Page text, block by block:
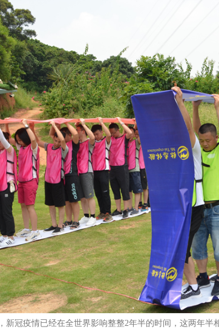
新冠疫情已经在全世界影响整整2年半的时间，这两年